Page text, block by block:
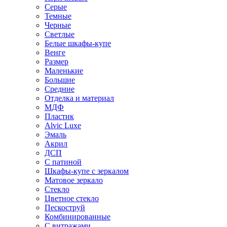
Серые
Темные
Черные
Светлые
Белые шкафы-купе
Венге
Размер
Маленькие
Большие
Средние
Отделка и материал
МДФ
Пластик
Alvic Luxe
Эмаль
Акрил
ДСП
С патиной
Шкафы-купе с зеркалом
Матовое зеркало
Стекло
Цветное стекло
Пескоструй
Комбинированные